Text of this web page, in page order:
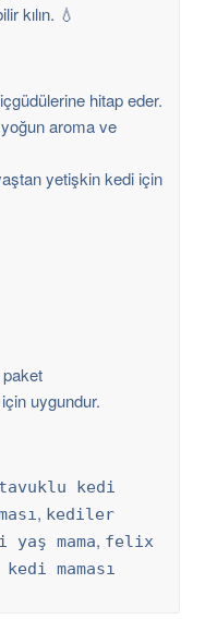
kılın. 💧
hitap eder.
aroma ve
yetişkin kedi için
uygundur.
tavuklu kedi
, kediler
mama, felix
maması